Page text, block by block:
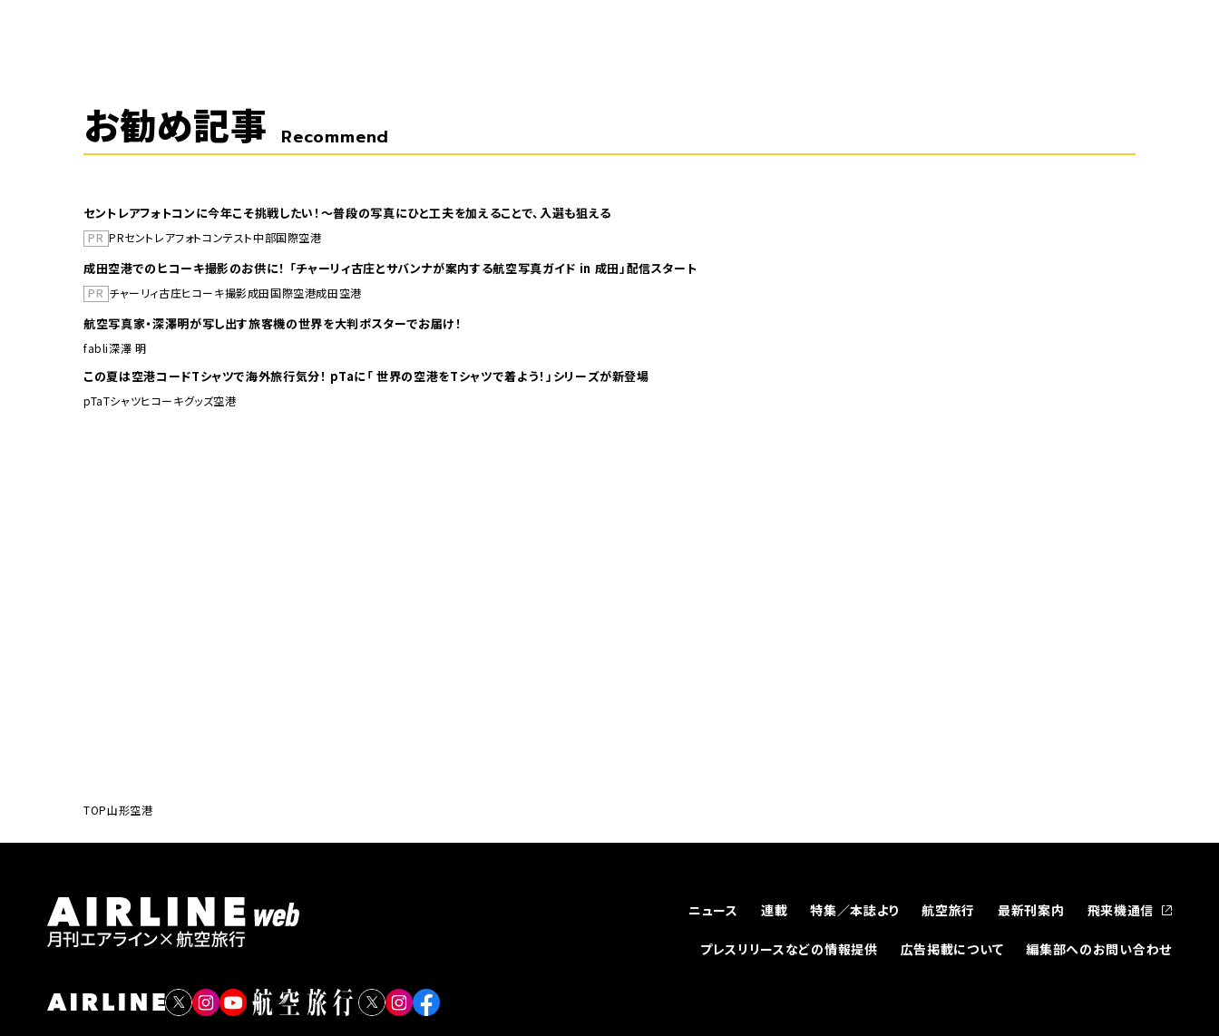
お勧め記事 Recommend
セントレアフォトコンに今年こそ挑戦したい！～普段の写真にひと工夫を加えることで、入選も狙える
PR PRセントレアフォトコンテスト中部国際空港
成田空港でのヒコーキ撮影のお供に！ 「チャーリィ古庄とサバンナが案内する航空写真ガイド in 成田」配信スタート
PR チャーリィ古庄ヒコーキ撮影成田国際空港成田空港
航空写真家・深澤明が写し出す旅客機の世界を大判ポスターでお届け！
fabli深澤 明
この夏は空港コードTシャツで海外旅行気分！ pTaに「 世界の空港をTシャツで着よう！」シリーズが新登場
pTaTシャツヒコーキグッズ空港
TOP山形空港
ニュース 連載 特集／本誌より 航空旅行 最新刊案内 飛来機通信
プレスリリースなどの情報提供 広告掲載について 編集部へのお問い合わせ